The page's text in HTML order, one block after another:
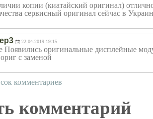
копии (киатайский оригинал)
сервисный оригинал сейчас в
22.04.2019 19:15
Появились оригинальные дисплейные
с заменой
комментариев
комментарий